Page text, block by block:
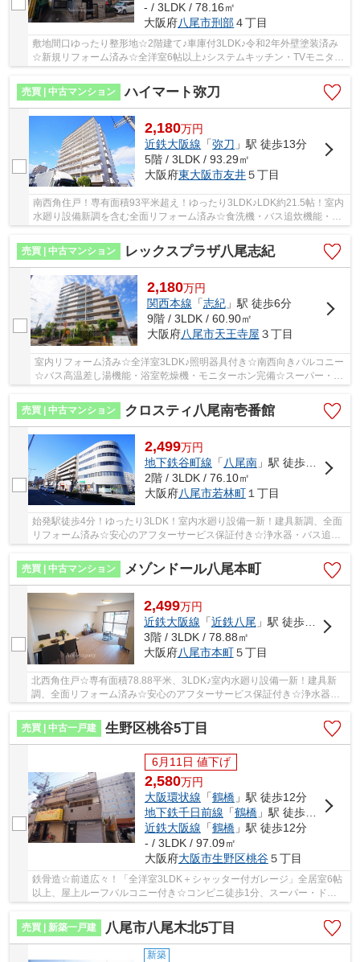
- / 3LDK / 78.16㎡
大阪府八尾市刑部４丁目
敷地間口ゆったり整形地☆2階建て♪車庫付3LDK♪令和2年外壁塗装済み
☆新規リフォーム済み☆全洋室6帖以上♪システムキッチン・TVモニター
売買 | 中古マンション
ハイマート弥刀
2,180万円
近鉄大阪線 「弥刀 」駅 徒歩13分
5階 / 3LDK / 93.29㎡
大阪府東大阪市友井５丁目
南西角住戸！専有面積93平米超え！ゆったり3LDK♪LDK約21.5帖！室内
水廻り設備新調を含む全面リフォーム済み☆食洗機・バス追炊機能・浴
売買 | 中古マンション
レックスプラザ八尾志紀
2,180万円
関西本線 「志紀」駅 徒歩6分
9階 / 3LDK / 60.90㎡
大阪府八尾市天王寺屋 ３丁目
室内リフォーム済み☆全洋室3LDK♪照明器具付き☆南西向きバルコニー
☆バス高温差し湯機能・浴室乾燥機・モニターホン完備☆スーパー・コ
売買 | 中古マンション
クロスティ八尾南壱番館
2,499万円
地下鉄谷町線 「 八尾南」駅 徒歩4分
2階 / 3LDK / 76.10㎡
大阪府八尾市若林町１丁目
始発駅徒歩4分！ゆったり3LDK！室内水廻り設備一新！建具新調、全面
リフォーム済み☆安心のアフターサービス保証付き☆浄水器・バス追炊
機能・浴室乾燥機完備☆照明器具付きです☆
売買 | 中古マンション
メゾンドール八尾本町
2,499万円
近鉄大阪線 「近鉄八尾 」駅 徒歩8分
3階 / 3LDK / 78.88㎡
大阪府八尾市本町５丁目
北西角住戸☆専有面積78.88平米、3LDK♪室内水廻り設備一新！建具新
調、全面リフォーム済み☆安心のアフターサービス保証付き☆浄水器・
売買 | 中古一戸建
生野区桃谷5丁目
6月11日 値下げ
2,580万円
大阪環状線 「鶴橋」駅 徒歩12分
地下鉄千日前線 「鶴橋」駅 徒歩12分
近鉄大阪線 「鶴橋」駅 徒歩12分
- / 3LDK / 97.09㎡
大阪府大阪市生野区桃谷５丁目
鉄骨造☆前道広々！「全洋室3LDK＋シャッター付ガレージ」全居室6帖
以上、屋上ルーフバルコニー付き☆コンビニ徒歩1分、スーパー・ドラ
売買 | 新築一戸建
八尾市八尾木北5丁目
新築